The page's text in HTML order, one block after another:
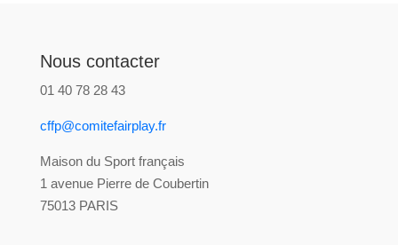
Nous contacter
01 40 78 28 43
cffp@comitefairplay.fr
Maison du Sport français
1 avenue Pierre de Coubertin
75013 PARIS